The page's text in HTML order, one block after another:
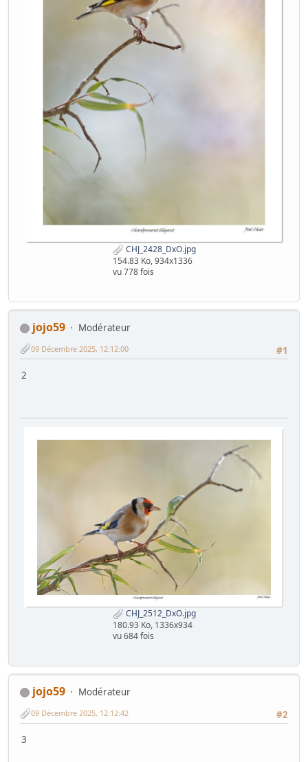
CHJ_2428_DxO.jpg
154.83 Ko, 934x1336
vu 778 fois
jojo59
Modérateur
#1
09 Décembre 2025, 12:12:00
2
CHJ_2512_DxO.jpg
180.93 Ko, 1336x934
vu 684 fois
jojo59
Modérateur
#2
09 Décembre 2025, 12:12:42
3